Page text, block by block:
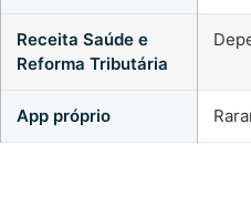
Receita Saúde e
Reforma Tributária
App próprio